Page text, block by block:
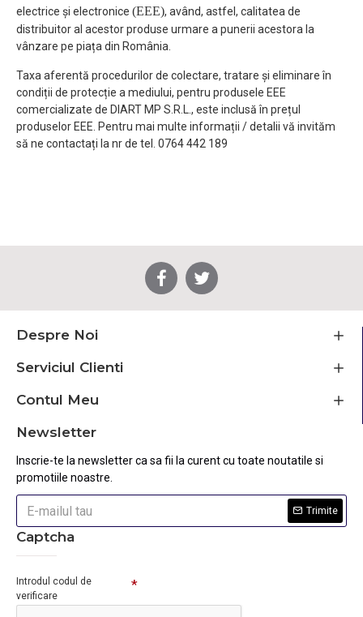
electrice și electronice (EEE), având, astfel, calitatea de
distribuitor al acestor produse urmare a punerii acestora la
vânzare pe piața din România.
Taxa aferentă procedurilor de colectare, tratare și eliminare în
condiții de protecție a mediului, pentru produsele EEE
comercializate de DIART MP S.R.L., este inclusă în prețul
produselor EEE. Pentru mai multe informații / detalii vă invităm
să ne contactați la nr de tel. 0764 442 189
Despre Noi
Serviciul Clienti
Contul Meu
Newsletter
Inscrie-te la newsletter ca sa fii la curent cu toate noutatile si
promotiile noastre.
Trimite
Captcha
Introdul codul de
verificare